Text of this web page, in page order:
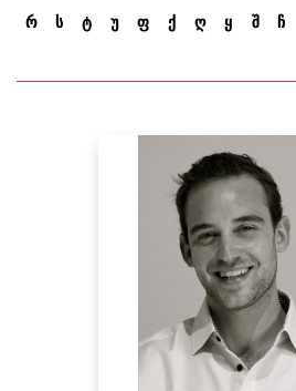
რ
ს ტ უ ფ ქ ღ ყ შ ჩ